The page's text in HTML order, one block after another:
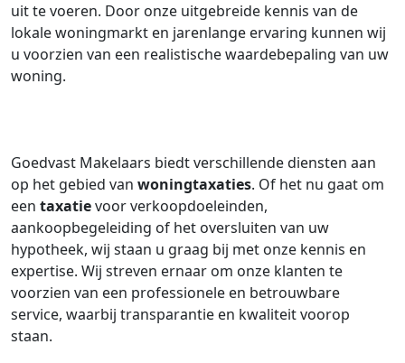
uit te voeren. Door onze uitgebreide kennis van de
lokale woningmarkt en jarenlange ervaring kunnen wij
u voorzien van een realistische waardebepaling van uw
woning.
Goedvast Makelaars biedt verschillende diensten aan
op het gebied van woningtaxaties. Of het nu gaat om
een taxatievoor verkoopdoeleinden,
aankoopbegeleiding of het oversluiten van uw
hypotheek, wij staan u graag bij met onze kennis en
expertise. Wij streven ernaar om onze klanten te
voorzien van een professionele en betrouwbare
service, waarbij transparantie en kwaliteit voorop
staan.